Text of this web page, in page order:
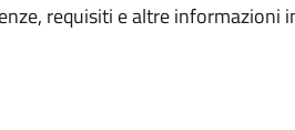
requisiti e altre informazioni